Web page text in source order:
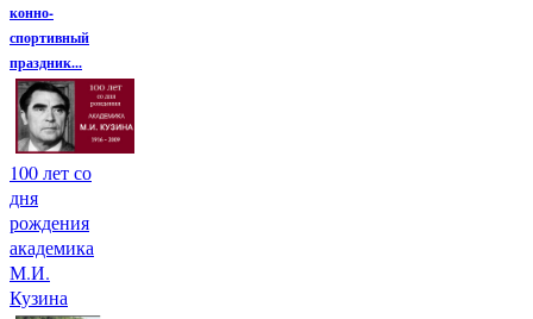
конно-
спортивный
праздник...
100 лет со
дня
рождения
академика
М.И.
Кузина